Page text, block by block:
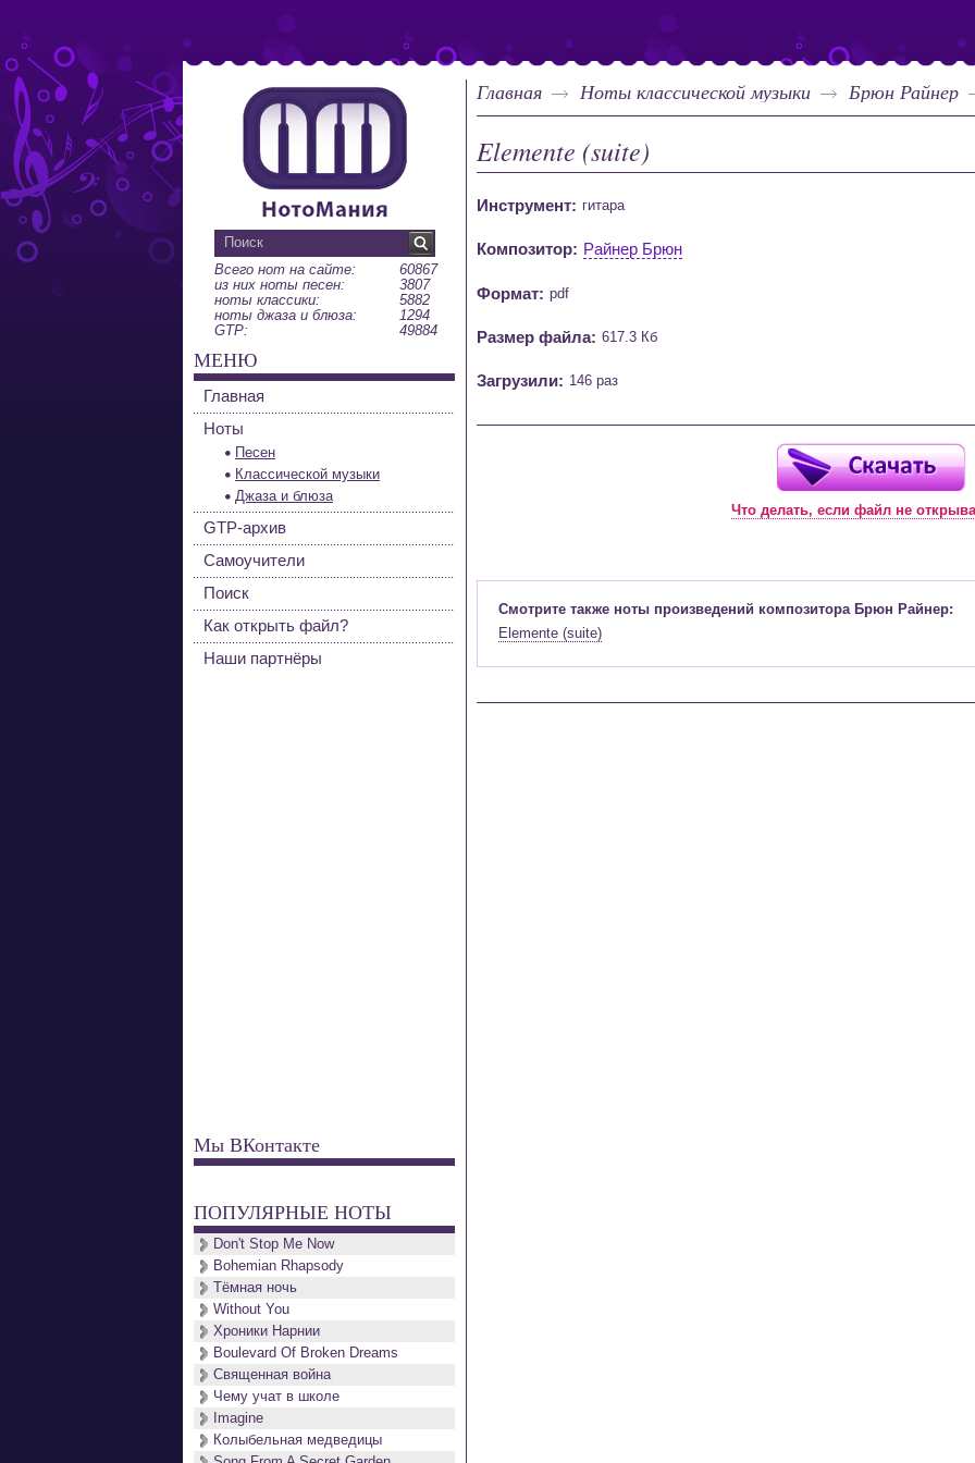
Главная Ноты классической музыки Брюн Райнер
Elemente (suite)
Инструмент: гитара
Композитор: Райнер Брюн
Формат: pdf
Размер файла: 617.3 Кб
Загрузили: 146 раз
Что делать, если файл не
Смотрите также ноты произведений композитора Брюн Райнер:
Elemente (suite)
Всего нот на сайте:
60867
из них ноты песен:
3807
ноты классики:
5882
ноты джаза и блюза:
1294
GTP:
49884
МЕНЮ
Главная
Ноты
Песен
Классической музыки
Джаза и блюза
GTP-архив
Самоучители
Поиск
Как открыть файл?
Наши партнёры
Мы ВКонтакте
ПОПУЛЯРНЫЕ НОТЫ
Don't Stop Me Now
Bohemian Rhapsody
Тёмная ночь
Without You
Хроники Нарнии
Boulevard Of Broken Dreams
Священная война
Чему учат в школе
Imagine
Колыбельная медведицы